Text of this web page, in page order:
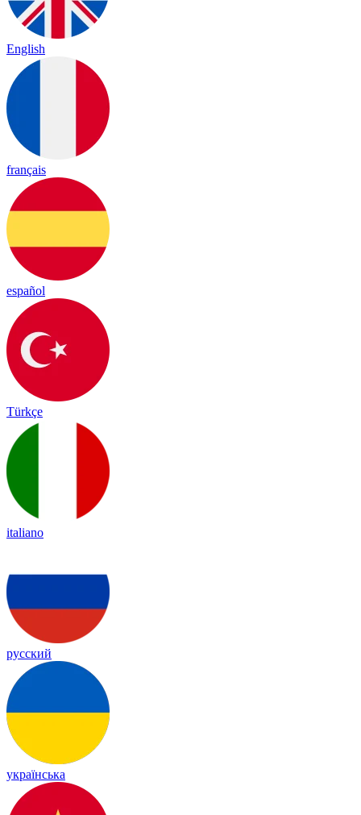
English
français
español
Türkçe
italiano
русский
українська